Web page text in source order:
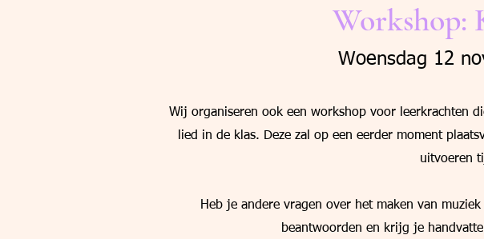
Workshop:
Woensdag 12
Wij organiseren ook een workshop voor leerkrachten
lied in de klas. Deze zal op een eerder moment
uitvoeren
Heb je andere vragen over het maken van
beantwoorden en krijg je